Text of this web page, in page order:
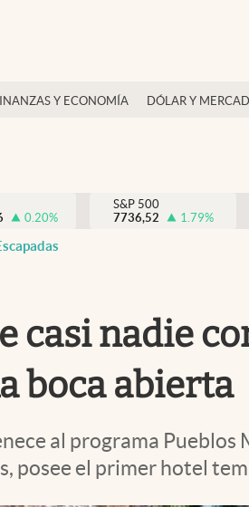
Y ECONOMÍA DÓLAR Y
0.20%
S&P 500
7736,52
1.79%
casi nadie
boca abierta
al programa Pueblos
posee el primer hotel